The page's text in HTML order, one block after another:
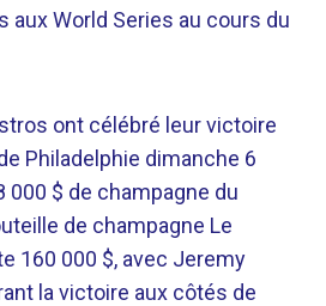
aux World Series au cours du
ont célébré leur victoire
Philadelphie dimanche 6
000 $ de champagne du
de champagne Le
160 000 $, avec Jeremy
la victoire aux côtés de